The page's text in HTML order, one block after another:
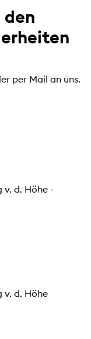
den
per Mail an uns.
d. Höhe -
d. Höhe